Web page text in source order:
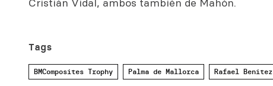
Tags
BMComposites Trophy Palma de Mallorca Rafael Benitez